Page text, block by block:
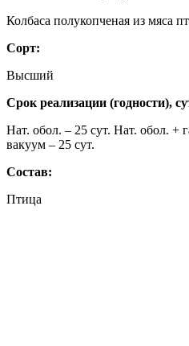
Колбаса полукопченая из мяса
Сорт:
Высший
Срок реализации (годности),
Нат. обол. – 25 сут. Нат. обол. +
вакуум – 25 сут.
Состав:
Птица